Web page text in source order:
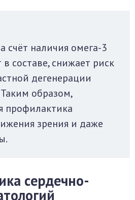
счёт наличия омега-3
составе, снижает риск
дегенерации
образом,
профилактика
зрения и даже
сердечно-